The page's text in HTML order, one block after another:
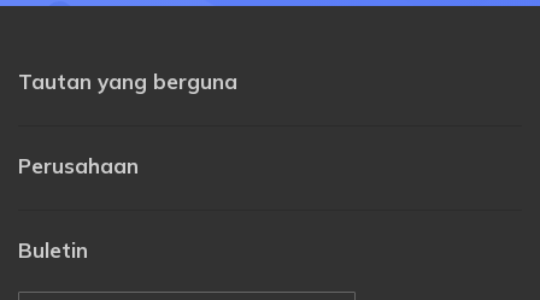
Tautan yang berguna
Perusahaan
Buletin